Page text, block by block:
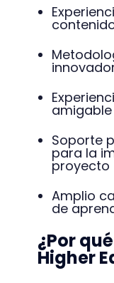
amigable
Soporte
para la
proyecto
Amplio
de
¿Por
Higher